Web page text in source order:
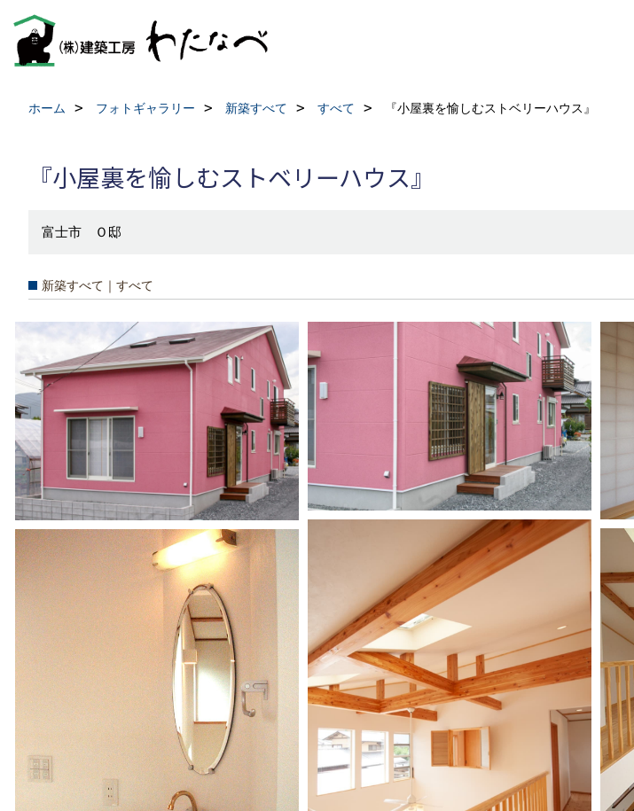
ホーム フォトギャラリー 新築すべて すべて 『小屋裏を愉しむストベリーハウス』
『小屋裏を愉しむストベリーハウス』
富士市 Ｏ邸
新築すべて｜すべて